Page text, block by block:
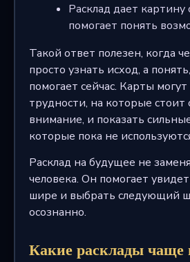
Расклад дает картину
помогает понять
Такой ответ полезен, когда
просто узнать исход, а
помогает сейчас. Карты
трудности, на которые стоит
внимание, и показать
которые пока не
Расклад на будущее не
человека. Он помогает
шире и выбрать следующий
осознанно.
Какие расклады чаще